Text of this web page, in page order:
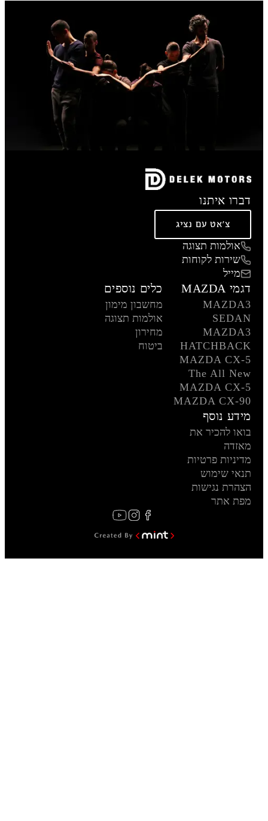
דברו איתנו
צ'אט עם נציג
אולמות תצוגה
שירות לקוחות
מייל
דגמי MAZDA
MAZDA3
SEDAN
MAZDA3
HATCHBACK
MAZDA CX-5
The All New
MAZDA CX-5
MAZDA CX-90
כלים נוספים
מחשבון מימון
אולמות תצוגה
מחירון
ביטוח
מידע נוסף
בואו להכיר את
מאזדה
מדיניות פרטיות
תנאי שימוש
הצהרת נגישות
מפת אתר